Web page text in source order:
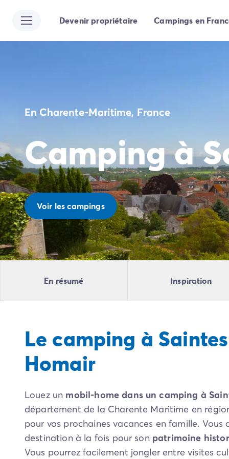
Toutes nos destinations
Camping Aquitaine
Camping Arcachon
Camping Bordeaux
Camping Les Landes
Camping Biscarrosse
Camping Hossegor
Camping Messanges
Camping Mimizan
Camping Pyrénées Atlantiques
Camping Biarritz
Camping Bidart
Camping Bretagne
Camping Saint-Malo
Camping Morbihan
Camping Vannes
Camping Centre-Val de Loire
Camping Chenonceau
Camping Champagne-Ardenne
Camping Ardennes
Camping Corse
Camping Corse-du-Sud
Camping Bonifacio
Devenir propriétaire Campings en
En Charente-Maritime, France
Camping à
Voir les campings
En résumé Inspiration
Le camping à
Homair
Louez un mobil-home dans un camping à
département de la Charente Maritime en
pour vos prochaines vacances en famille. Vous
destination à la fois pour son patrimoine
Vous pourrez facilement jongler entre visites